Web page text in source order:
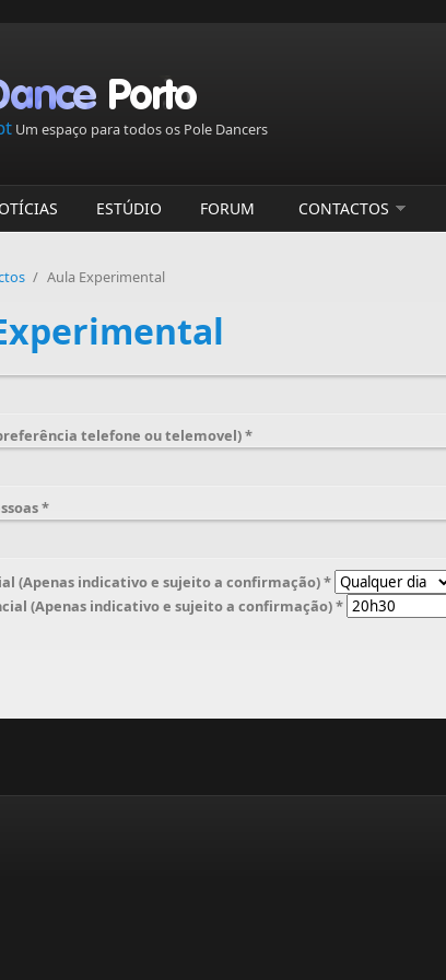
Um espaço para todos os Pole Dancers
ESTÚDIO FORUM CONTACTOS
/ Aula Experimental
telefone ou telemovel)*
*
(Apenas indicativo e sujeito a confirmação)*
(Apenas indicativo e sujeito a confirmação)*